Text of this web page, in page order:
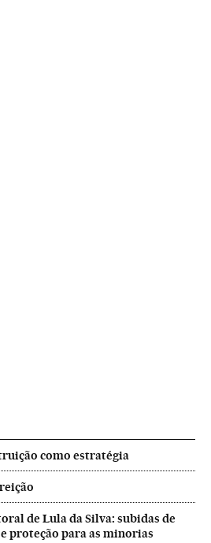
como estratégia
de Lula da Silva: subidas de
proteção para as minorias